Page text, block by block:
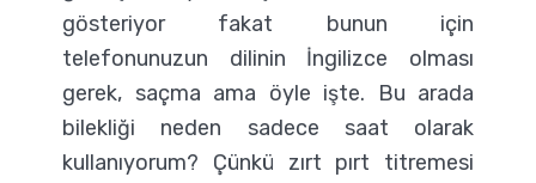
gösteriyor fakat bunun için
telefonunuzun dilinin İngilizce olması
gerek, saçma ama öyle işte. Bu arada
bilekliği neden sadece saat olarak
kullanıyorum? Çünkü zırt pırt titremesi